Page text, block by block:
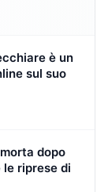
è un
sul suo
dopo
riprese di